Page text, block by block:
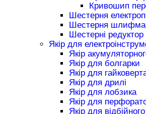
Кривошип
Шестерня
Шестерня
Шестерні
Якір для
Якір
Якір для болгарки
Якір для
Якір для дрилі
Якір для лобзика
Якір для
Якір для